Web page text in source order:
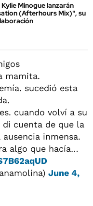
Minogue lanzarán
(Afterhours Mix)", su
mamita.
sucedió esta
cuando volví a su
di cuenta de que la
inmensa.
algo que hacía…
June 4,